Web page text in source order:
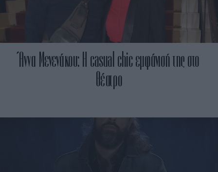
Άννα Μενενάκου: Η casual chic εμφάνισή της στο
θέατρο